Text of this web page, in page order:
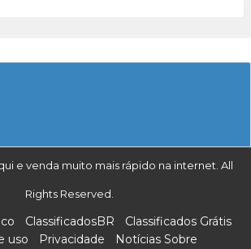
e venda muito mais rápido na internet. All
Rights Reserved.
ClassificadosBR
Classificados Grátis
uso
Privacidade
Notícias Sobre